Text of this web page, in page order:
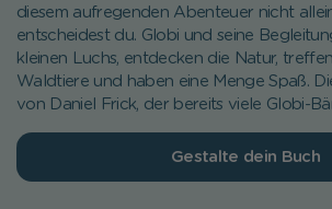
diesem aufregenden Abenteuer nicht
entscheidest du. Globi und seine
kleinen Luchs, entdecken die Natur,
Waldtiere und haben eine Menge Spaß.
von Daniel Frick, der bereits viele Globi-
Gestalte dein Buch